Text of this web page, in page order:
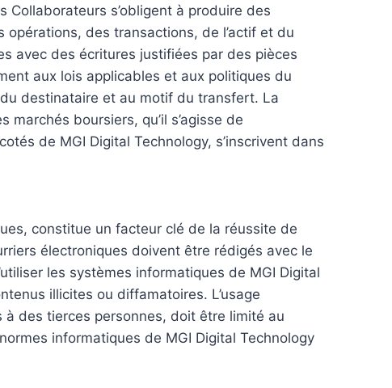
s’obligent à produire des
des transactions, de l’actif et du
avec des écritures justifiées par des pièces
aux lois applicables et aux politiques du
destinataire et au motif du transfert. La
boursiers, qu’il s’agisse de
de MGI Digital Technology, s’inscrivent dans
constitue un facteur clé de la réussite de
électroniques doivent être rédigés avec le
les systèmes informatiques de MGI Digital
illicites ou diffamatoires. L’usage
à des tierces personnes, doit être limité au
informatiques de MGI Digital Technology